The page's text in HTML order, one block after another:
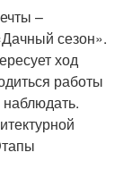
–
сезон».
ход
работы